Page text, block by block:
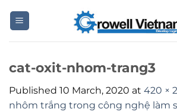
cat-oxit-nhom-trang3
Published 10 March, 2020 at 420 ×
nhôm trắng trong công nghệ làm